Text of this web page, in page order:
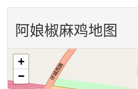
阿娘椒麻鸡地图
+
−